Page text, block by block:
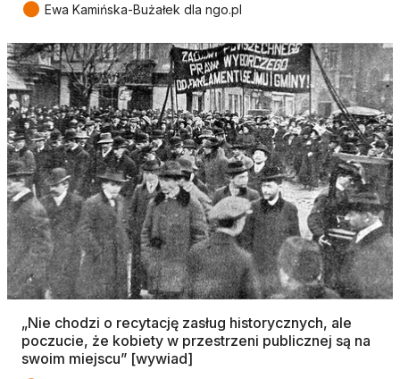
● Ewa Kamińska-Bużałek dla ngo.pl
„Nie chodzi o recytację zasług historycznych, ale
poczucie, że kobiety w przestrzeni publicznej są na
swoim miejscu” [wywiad]